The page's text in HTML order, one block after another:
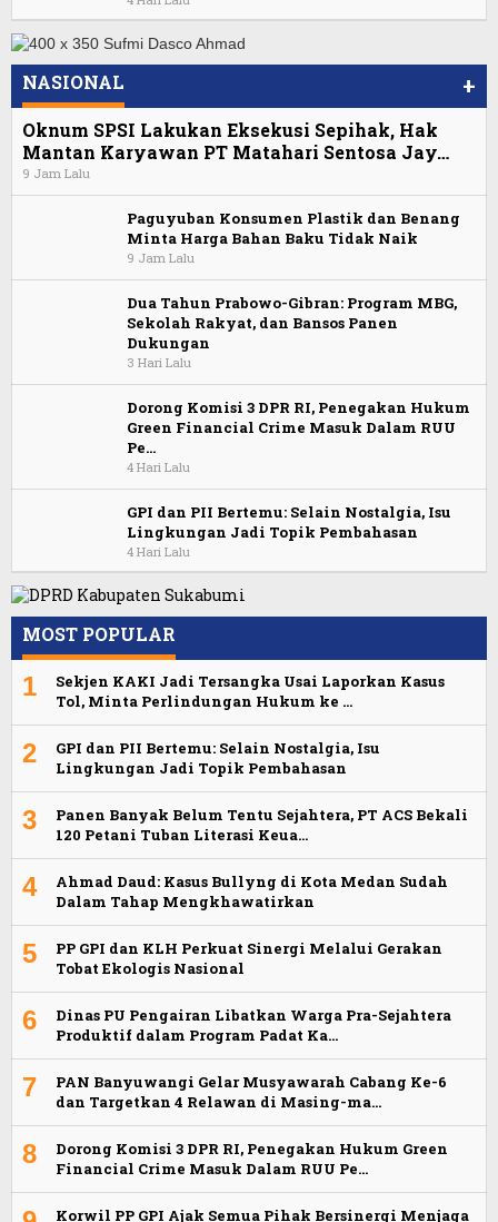
NASIONAL +
Oknum SPSI Lakukan Eksekusi Sepihak, Hak
Mantan Karyawan PT Matahari Sentosa Jay…
9 Jam Lalu
Paguyuban Konsumen Plastik dan Benang
Minta Harga Bahan Baku Tidak Naik
9 Jam Lalu
Dua Tahun Prabowo-Gibran: Program MBG,
Sekolah Rakyat, dan Bansos Panen
Dukungan
3 Hari Lalu
Dorong Komisi 3 DPR RI, Penegakan Hukum
Green Financial Crime Masuk Dalam RUU
Pe…
4 Hari Lalu
GPI dan PII Bertemu: Selain Nostalgia, Isu
Lingkungan Jadi Topik Pembahasan
4 Hari Lalu
MOST POPULAR
1
Sekjen KAKI Jadi Tersangka Usai Laporkan Kasus
Tol, Minta Perlindungan Hukum ke …
2
GPI dan PII Bertemu: Selain Nostalgia, Isu
Lingkungan Jadi Topik Pembahasan
3
Panen Banyak Belum Tentu Sejahtera, PT ACS Bekali
120 Petani Tuban Literasi Keua…
4
Ahmad Daud: Kasus Bullyng di Kota Medan Sudah
Dalam Tahap Mengkhawatirkan
5
PP GPI dan KLH Perkuat Sinergi Melalui Gerakan
Tobat Ekologis Nasional
6
Dinas PU Pengairan Libatkan Warga Pra-Sejahtera
Produktif dalam Program Padat Ka…
7
PAN Banyuwangi Gelar Musyawarah Cabang Ke-6
dan Targetkan 4 Relawan di Masing-ma…
8
Dorong Komisi 3 DPR RI, Penegakan Hukum Green
Financial Crime Masuk Dalam RUU Pe…
Korwil PP GPI Ajak Semua Pihak Bersinergi Menjaga